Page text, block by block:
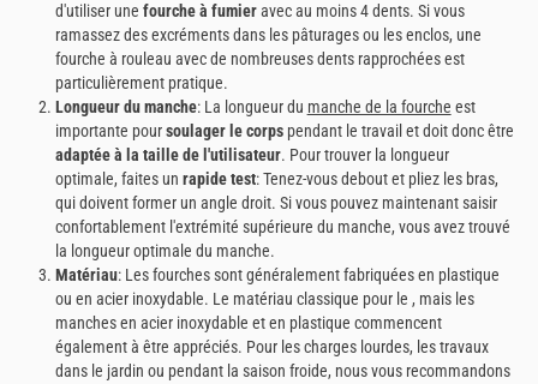
d'utiliser une fourche à fumieravec au moins 4 dents. Si vous
ramassez des excréments dans les pâturages ou les enclos, une
fourche à rouleau avec de nombreuses dents rapprochées est
particulièrement pratique.
Longueur du manche: La longueur du manche de la fourche est
importante poursoulager le corpspendant le travail et doit donc être
adaptée à la taille de l'utilisateur. Pour trouver la longueur
optimale, faites un rapide test: Tenez-vous debout et pliez les bras,
qui doivent former un angle droit. Si vous pouvez maintenant saisir
confortablement l'extrémité supérieure du manche, vous avez trouvé
la longueur optimale du manche.
Matériau: Les fourches sont généralement fabriquées en plastique
ou en acier inoxydable. Le matériau classique pour le , mais les
manches en acier inoxydable et en plastique commencent
également à être appréciés. Pour les charges lourdes, les travaux
dans le jardin ou pendant la saison froide, nous vous recommandons